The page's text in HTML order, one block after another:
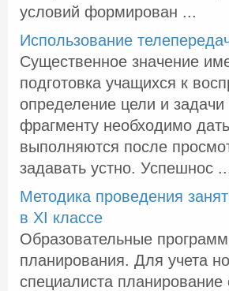
условий формирован ...
Использование
Существенное значение
подготовка учащихся к
определение цели и
фрагменту необходимо
выполняются после
задавать устно. Успешнос
Методика проведения
в XI классе
Образовательные
планирования. Для учета
специалиста планирование